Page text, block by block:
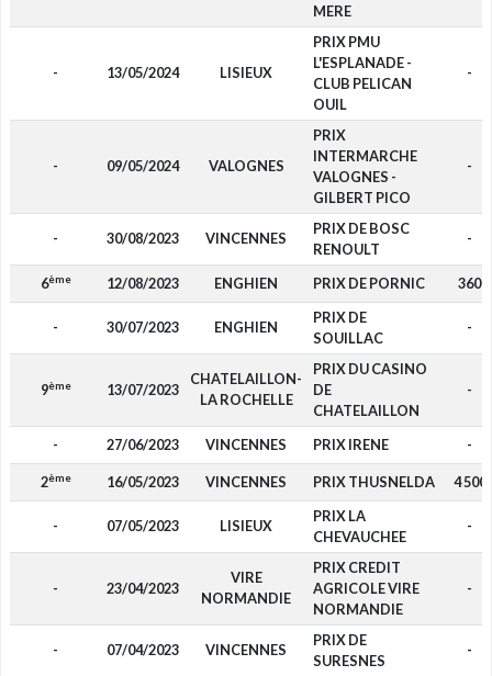
MERE
- 13/05/2024 LISIEUX
PRIX PMU
L'ESPLANADE -
CLUB PELICAN
OUIL
-
- 09/05/2024 VALOGNES
PRIX
INTERMARCHE
VALOGNES -
GILBERT PICO
-
- 30/08/2023 VINCENNES
PRIX DE BOSC
RENOULT
-
6ème 12/08/2023 ENGHIEN PRIX DE PORNIC 360
- 30/07/2023 ENGHIEN
PRIX DE
SOUILLAC
-
9ème 13/07/2023
CHATELAILLON-
LA ROCHELLE
PRIX DU CASINO
DE
CHATELAILLON
-
- 27/06/2023 VINCENNES PRIX IRENE -
2ème 16/05/2023 VINCENNES PRIX THUSNELDA 4 500
- 07/05/2023 LISIEUX
PRIX LA
CHEVAUCHEE
-
- 23/04/2023
VIRE
NORMANDIE
PRIX CREDIT
AGRICOLE VIRE
NORMANDIE
-
- 07/04/2023 VINCENNES
PRIX DE
SURESNES
-